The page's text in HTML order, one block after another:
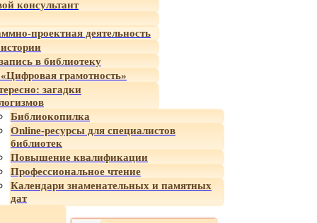
консультант
проектная деятельность
в библиотеку
грамотность»
загадки
Библиокопилка
Online-ресурсы для специалистов
библиотек
Повышение квалификации
Профессиональное чтение
Календари знаменательных и памятных
дат